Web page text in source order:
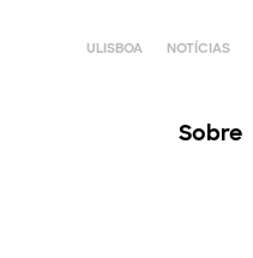
ULISBOA NOTÍCIAS
Sobre